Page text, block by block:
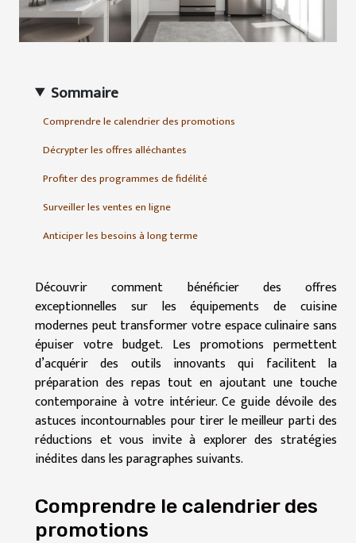
Sommaire
Comprendre le calendrier des promotions
Décrypter les offres alléchantes
Profiter des programmes de fidélité
Surveiller les ventes en ligne
Anticiper les besoins à long terme
Découvrir comment bénéficier des offres
exceptionnelles sur les équipements de cuisine
modernes peut transformer votre espace culinaire sans
épuiser votre budget. Les promotions permettent
d’acquérir des outils innovants qui facilitent la
préparation des repas tout en ajoutant une touche
contemporaine à votre intérieur. Ce guide dévoile des
astuces incontournables pour tirer le meilleur parti des
réductions et vous invite à explorer des stratégies
inédites dans les paragraphes suivants.
Comprendre le calendrier des
promotions